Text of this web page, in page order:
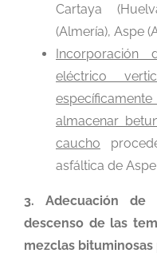
Cartaya
(Almería), Aspe
eléctrico
almacenar
caucho
asfáltica de Aspe
3. Adecuación de
descenso de las
mezclas